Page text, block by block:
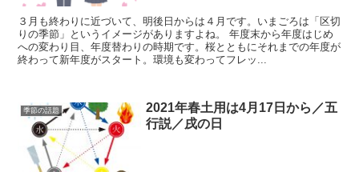
３月も終わりに近づいて、明後日からは４月です。いまごろは「区切
りの季節」というイメージがありますよね。 年度末から年度はじめ
への変わり目、年度替わりの時期です。桜とともにそれまでの年度が
終わって新年度がスタート。環境も変わってフレッ...
季節の話題
2021年春土用は4月17日から／五
行説／戌の日